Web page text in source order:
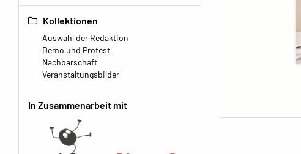
Kollektionen
Auswahl der Redaktion
Demo und Protest
Nachbarschaft
Veranstaltungsbilder
In Zusammenarbeit mit